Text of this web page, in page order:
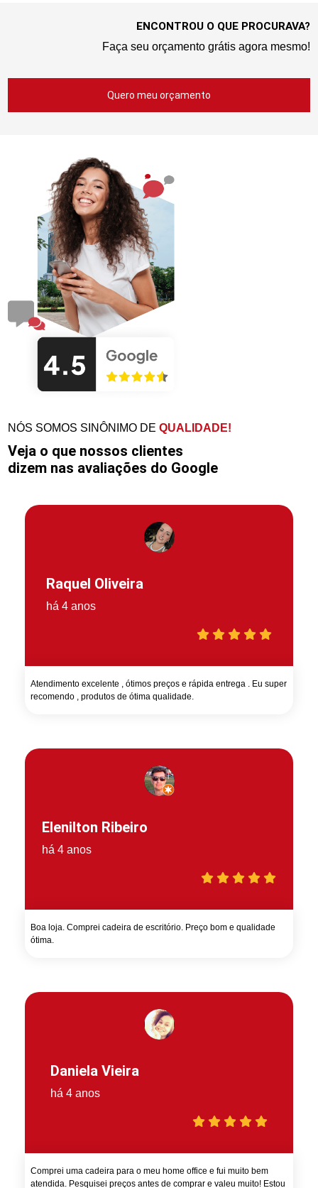
ENCONTROU O QUE PROCURAVA?
Faça seu orçamento grátis agora mesmo!
Quero meu orçamento
NÓS SOMOS SINÔNIMO DEQUALIDADE!
Veja o que nossos clientes
dizem nas avaliações do Google
Raquel Oliveira
há 4 anos
Atendimento excelente , ótimos preços e rápida entrega . Eu super
recomendo , produtos de ótima qualidade.
Elenilton Ribeiro
há 4 anos
Boa loja. Comprei cadeira de escritório. Preço bom e qualidade
ótima.
Daniela Vieira
há 4 anos
Comprei uma cadeira para o meu home office e fui muito bem
atendida. Pesquisei preços antes de comprar e valeu muito! Estou